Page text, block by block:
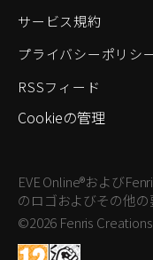
サービス規約
プライバシーポリシ
RSSフィード
Cookieの管理
EVE Online®および
のロゴおよびその他の
©2026 Fenris